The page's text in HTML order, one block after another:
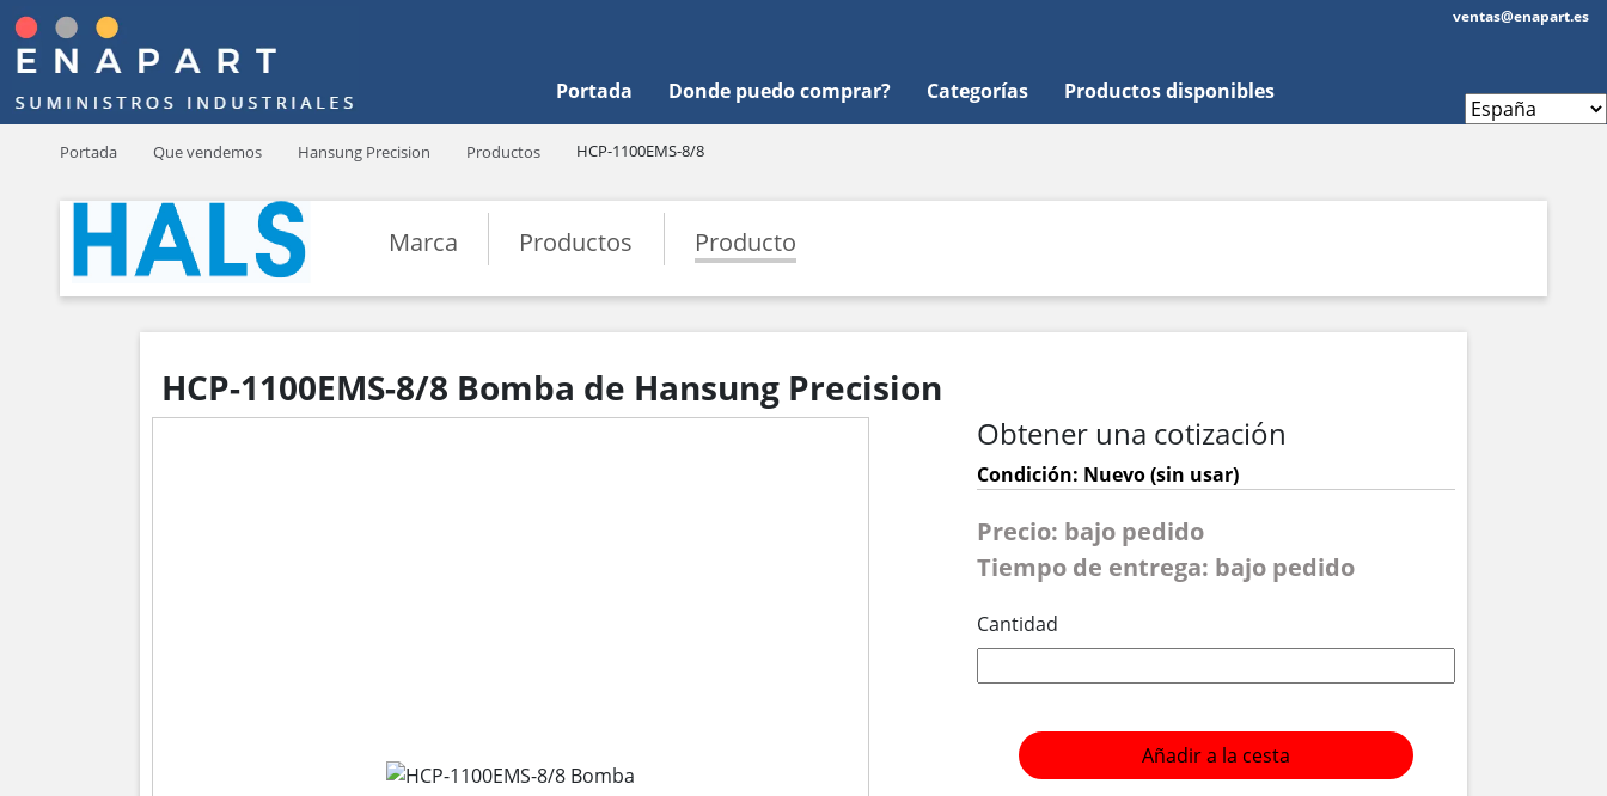
Portada Donde puedo comprar? Categorías Productos disponibles
ventas@enapart.es
Portada Que vendemos Hansung Precision Productos HCP-1100EMS-8/8
Marca Productos Producto
HCP-1100EMS-8/8 Bomba de Hansung Precision
Obtener una cotización
Condición: Nuevo (sin usar)
Precio: bajo pedido
Tiempo de entrega: bajo pedido
Cantidad
Añadir a la cesta